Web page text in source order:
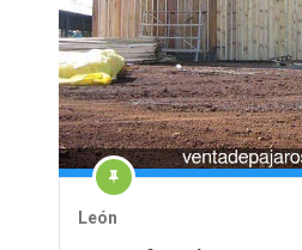
León